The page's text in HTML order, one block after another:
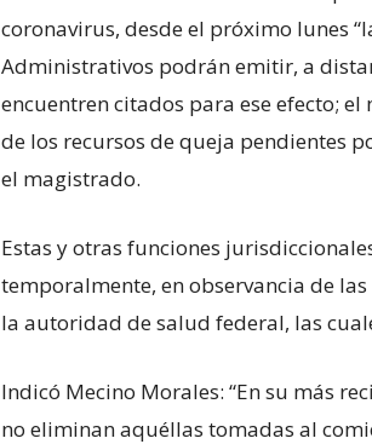
coronavirus, desde el próximo lunes
Administrativos podrán emitir, a
encuentren citados para ese efecto;
de los recursos de queja pendientes
el magistrado.
Estas y otras funciones
temporalmente, en observancia de
la autoridad de salud federal, las
Indicó Mecino Morales: “En su más
no eliminan aquéllas tomadas al